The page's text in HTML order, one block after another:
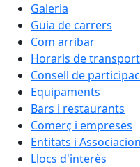
Galeria
Guia de carrers
Com arribar
Horaris de
Consell de
Equipaments
Bars i restaurants
Comerç i empreses
Entitats i
Llocs d'interès